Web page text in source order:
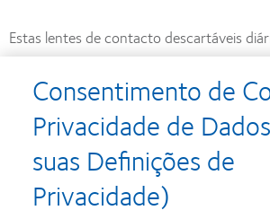
Estas lentes de contacto descartáveis
especificamente concebidas para
Contam com a Tecnologia ActivControl®
agravamento da miopia em
funciona para quase todas as crianças
* Para informações de segurança do dispositivo, advertências,
Consentimento de
Privacidade de
suas Definições de
Privacidade)